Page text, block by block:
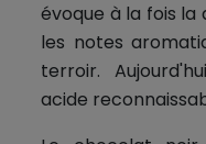
évoque à la fois
les notes
terroir.
acide